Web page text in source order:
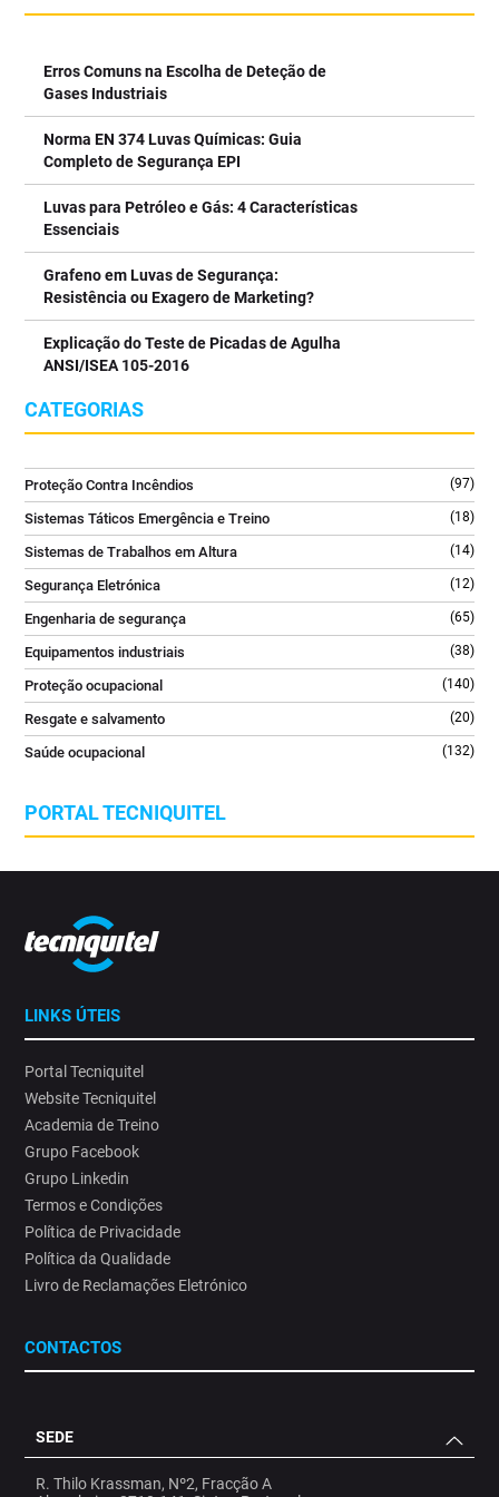
#Segurançanotrabalho
#deteçãogasesindústriapetrolífera #segurançaoffshore
#sistemadedetecçãodegases
7 0
7 0
3 0
rapidamente em incêndios envolvendo equipamentos elétricos,
extinção.
⠀⠀⠀⠀⠀⠀⠀⠀⠀⠀
✔️ Ideal para equipamentos elétricos e eletrónicos sob tensão
✔️ Elevada eficácia em incêndios da classe B
✔️ Equipamento robusto e preparado para ambientes
⠀⠀⠀⠀⠀⠀⠀⠀⠀⠀
Uma solução essencial para escritórios, salas técnicas, indústria
e espaços com equipamentos críticos.
⠀⠀⠀⠀⠀⠀⠀⠀⠀⠀
👉 Saiba mais no link da bio @tecniquitel
#ProteçãoContraIncendios #GLORIA
2 0
2
Erros Comuns na Escolha de Deteção de
Gases Industriais
Norma EN 374 Luvas Químicas: Guia
Completo de Segurança EPI
Luvas para Petróleo e Gás: 4 Características
Essenciais
Grafeno em Luvas de Segurança:
Resistência ou Exagero de Marketing?
Explicação do Teste de Picadas de Agulha
ANSI/ISEA 105-2016
CATEGORIAS
Proteção Contra Incêndios (97)
Sistemas Táticos Emergência e Treino (18)
Sistemas de Trabalhos em Altura (14)
Segurança Eletrónica (12)
Engenharia de segurança (65)
Equipamentos industriais (38)
Proteção ocupacional (140)
Resgate e salvamento (20)
Saúde ocupacional (132)
PORTAL TECNIQUITEL
LINKS ÚTEIS
Portal Tecniquitel
Website Tecniquitel
Academia de Treino
Grupo Facebook
Grupo Linkedin
Termos e Condições
Política de Privacidade
Política da Qualidade
Livro de Reclamações Eletrónico
CONTACTOS
SEDE
R. Thilo Krassman, Nº2, Fracção A